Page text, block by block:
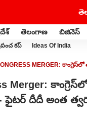
తెలంగాణ బిజినెస్
కప్ Ideas Of India
MERGER:
Merger:
ఫైటర్ దీదీ అంత